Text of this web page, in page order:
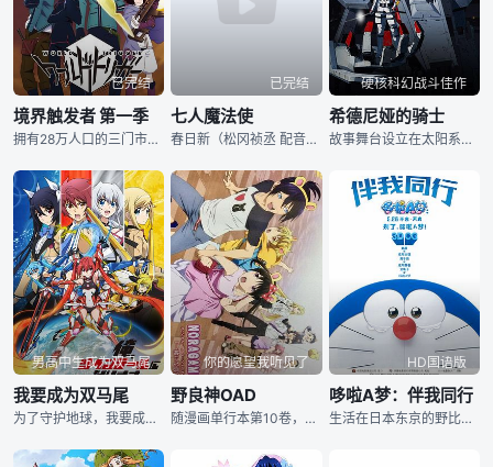
已完结
境界触发者 第一季
拥有28万人口的三门市，其境内某天突然打开了一扇通往未知世界的大门。从大门的另一端，被称为“近界民”的怪物蜂拥而出。人类惊慌失措之余发现，地球现有的武器对近界民完全没有任何效果。危急时刻，神秘团体
已完结
七人魔法使
春日新（松冈祯丞 配音）是一名平凡的少年，某日，一场意外让他和堂妹春日圣（诹访彩花 配音）一同被卷入了通往异世界的漩涡之中，在混乱中，新和圣失散了。为了找到圣，两人一同回到原来的世界中去，新追寻着
硬核科幻战斗佳作
希德尼娅的骑士
故事舞台设立在太阳系被称为奇居子的谜之生命体破坏殆尽后的1000年后，在维持人类繁殖和生产、于宇宙中飞行的播种船希德尼娅上生活的主人公谷风长道成为了巨大人型兵器“卫人”的操纵士训练生，作品讲述的便是主人公与同伴们一起同奇居子战斗的故事。 动画《希德尼娅的骑士》改编自日本漫画家贰瓶勉作画的同名漫画。该作在过去作品相同的SF漫画类型的题材之上，融合了机器人、学园恋爱等要素，是一部构筑了自己独特世界观的战斗SF漫画。
男高中生成为双马尾
我要成为双马尾
为了守护地球，我要成为双马尾！钟爱双马尾的普通高中生观束总二，某日被来自异世界的谜之美少女“朵艾儿”授予力量，变身成幼女形态的双马尾英雄·红马尾战士！同时，以人类精神能量“属性力”为粮食的异世界怪物们也开始出现。作为这些怪物的目标，世上的双马尾们正面临大危机！身穿必须依靠强大双马尾属性来驱动的“空想装甲”的总二，为了维护地球和双马尾的和平，就这样联同青梅竹马津边爱香所变身的“蓝马尾战士”和学生会长神堂慧理那所变身的“黄马尾战士”，与来自异世界的敌人们展开一场空前绝后的大战！
你的愿望我听见了
野良神OAD
随漫画单行本第10卷，第11卷发行的同捆OAD，共2话。内容分别是“神灵附身、神灵作祟”与“春日里的约定”。
HD国语版
哆啦A梦：伴我同行
生活在日本东京的野比大雄（大原惠美配音），是一个学习不上进、日常迷迷糊糊并且饱受同学欺负的男孩。他的性格不仅左右着自己的事业和婚姻，还对未来子孙产生莫大的影响。为此，大雄孙子的孙子世修（松本さち配音）